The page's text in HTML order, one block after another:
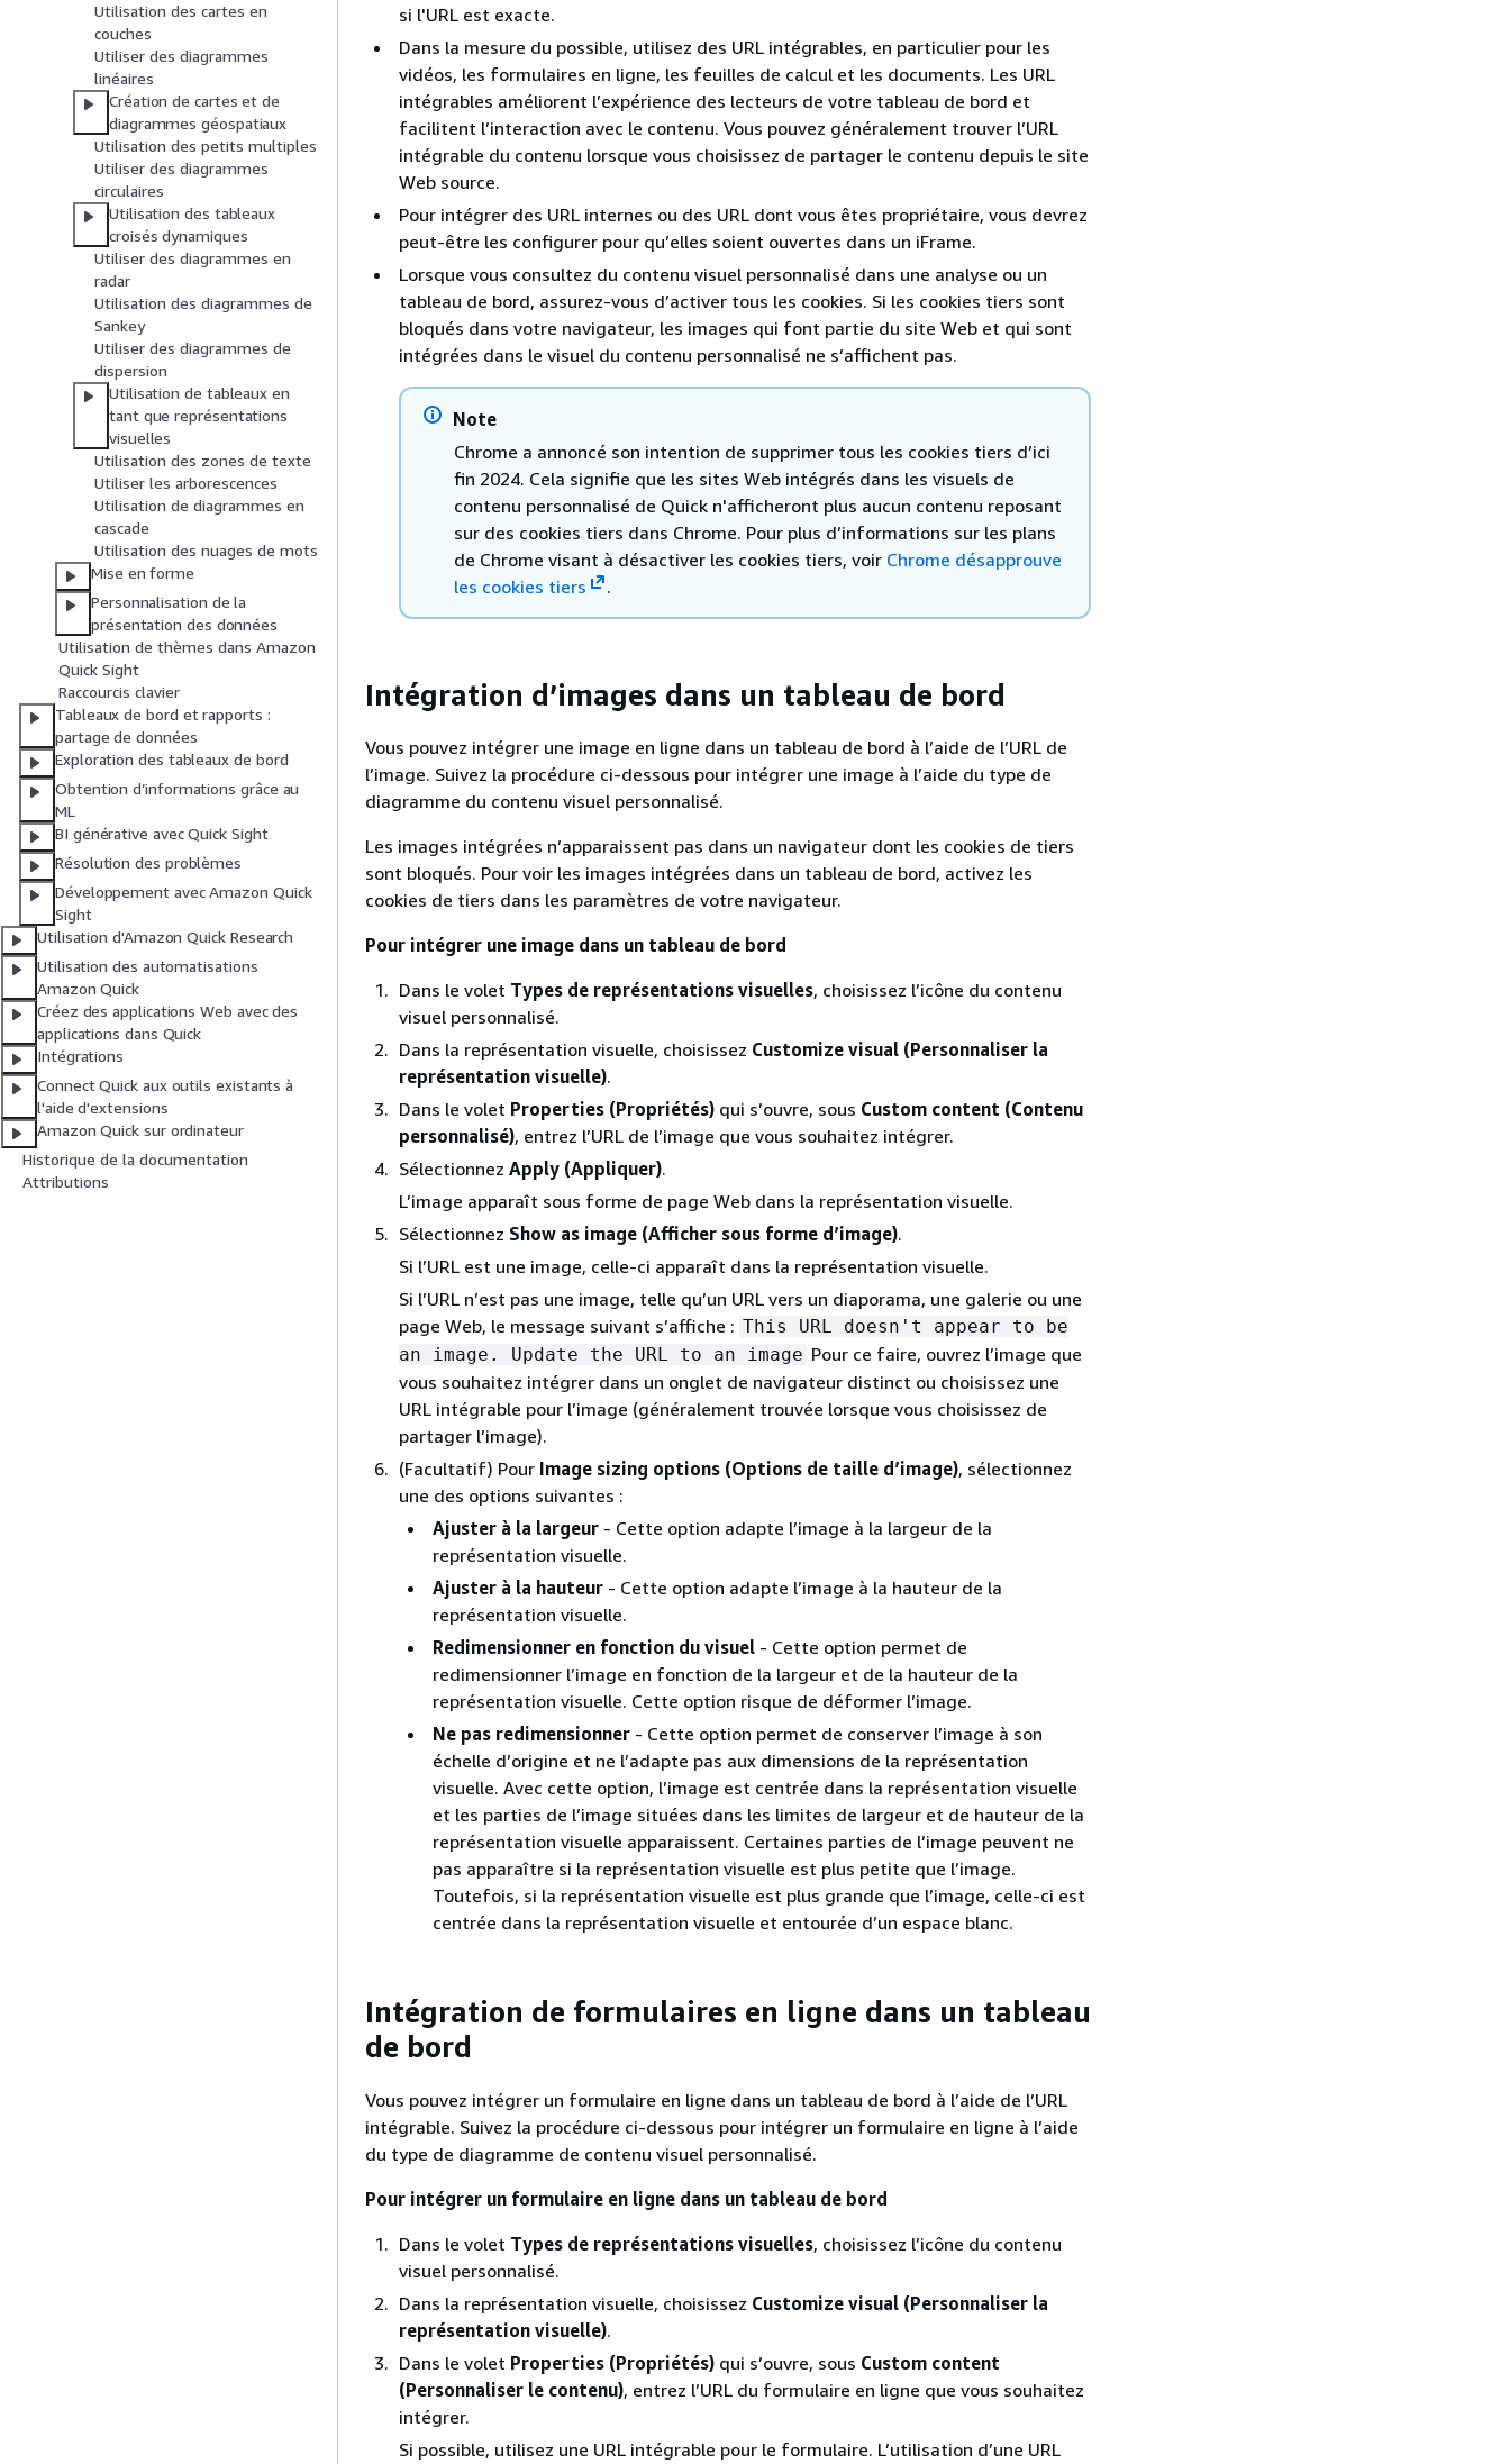
Utilisation des cartes en
couches
Utiliser des diagrammes
linéaires
Création de cartes et de
diagrammes géospatiaux
Utilisation des petits multiples
Utiliser des diagrammes
circulaires
Utilisation des tableaux
croisés dynamiques
Utiliser des diagrammes en
radar
Utilisation des diagrammes de
Sankey
Utiliser des diagrammes de
dispersion
Utilisation de tableaux en
tant que représentations
visuelles
Utilisation des zones de texte
Utiliser les arborescences
Utilisation de diagrammes en
cascade
Utilisation des nuages de mots
Mise en forme
Personnalisation de la
présentation des données
Utilisation de thèmes dans Amazon
Quick Sight
Raccourcis clavier
Tableaux de bord et rapports :
partage de données
Exploration des tableaux de bord
Obtention d’informations grâce au
ML
BI générative avec Quick Sight
Résolution des problèmes
Développement avec Amazon Quick
Sight
Utilisation d'Amazon Quick Research
Utilisation des automatisations
Amazon Quick
Créez des applications Web avec des
applications dans Quick
Intégrations
Connect Quick aux outils existants à
l'aide d'extensions
Amazon Quick sur ordinateur
Historique de la documentation
Attributions
si l'URL est exacte.
Dans la mesure du possible, utilisez des URL intégrables, en particulier pour les
vidéos, les formulaires en ligne, les feuilles de calcul et les documents. Les URL
intégrables améliorent l’expérience des lecteurs de votre tableau de bord et
facilitent l’interaction avec le contenu. Vous pouvez généralement trouver l’URL
intégrable du contenu lorsque vous choisissez de partager le contenu depuis le site
Web source.
Pour intégrer des URL internes ou des URL dont vous êtes propriétaire, vous devrez
peut-être les configurer pour qu’elles soient ouvertes dans un iFrame.
Lorsque vous consultez du contenu visuel personnalisé dans une analyse ou un
tableau de bord, assurez-vous d’activer tous les cookies. Si les cookies tiers sont
bloqués dans votre navigateur, les images qui font partie du site Web et qui sont
intégrées dans le visuel du contenu personnalisé ne s’affichent pas.
Note
Chrome a annoncé son intention de supprimer tous les cookies tiers d’ici
fin 2024. Cela signifie que les sites Web intégrés dans les visuels de
contenu personnalisé de Quick n'afficheront plus aucun contenu reposant
sur des cookies tiers dans Chrome. Pour plus d’informations sur les plans
de Chrome visant à désactiver les cookies tiers, voir Chrome désapprouve
les cookies tiers
.
Intégration d’images dans un tableau de bord
Vous pouvez intégrer une image en ligne dans un tableau de bord à l’aide de l’URL de
l’image. Suivez la procédure ci-dessous pour intégrer une image à l’aide du type de
diagramme du contenu visuel personnalisé.
Les images intégrées n’apparaissent pas dans un navigateur dont les cookies de tiers
sont bloqués. Pour voir les images intégrées dans un tableau de bord, activez les
cookies de tiers dans les paramètres de votre navigateur.
Pour intégrer une image dans un tableau de bord
Dans le volet Types de représentations visuelles, choisissez l’icône du contenu
visuel personnalisé.
Dans la représentation visuelle, choisissez Customize visual (Personnaliser la
représentation visuelle).
Dans le volet Properties (Propriétés) qui s’ouvre, sous Custom content (Contenu
personnalisé), entrez l’URL de l’image que vous souhaitez intégrer.
Sélectionnez Apply (Appliquer).
L’image apparaît sous forme de page Web dans la représentation visuelle.
Sélectionnez Show as image (Afficher sous forme d’image).
Si l’URL est une image, celle-ci apparaît dans la représentation visuelle.
Si l’URL n’est pas une image, telle qu’un URL vers un diaporama, une galerie ou une
page Web, le message suivant s’affiche : This URL doesn't appear to be
an image. Update the URL to an image Pour ce faire, ouvrez l’image que
vous souhaitez intégrer dans un onglet de navigateur distinct ou choisissez une
URL intégrable pour l’image (généralement trouvée lorsque vous choisissez de
partager l’image).
(Facultatif) Pour Image sizing options (Options de taille d’image), sélectionnez
une des options suivantes :
Ajuster à la largeur - Cette option adapte l’image à la largeur de la
représentation visuelle.
Ajuster à la hauteur - Cette option adapte l’image à la hauteur de la
représentation visuelle.
Redimensionner en fonction du visuel - Cette option permet de
redimensionner l’image en fonction de la largeur et de la hauteur de la
représentation visuelle. Cette option risque de déformer l’image.
Ne pas redimensionner - Cette option permet de conserver l’image à son
échelle d’origine et ne l’adapte pas aux dimensions de la représentation
visuelle. Avec cette option, l’image est centrée dans la représentation visuelle
et les parties de l’image situées dans les limites de largeur et de hauteur de la
représentation visuelle apparaissent. Certaines parties de l’image peuvent ne
pas apparaître si la représentation visuelle est plus petite que l’image.
Toutefois, si la représentation visuelle est plus grande que l’image, celle-ci est
centrée dans la représentation visuelle et entourée d’un espace blanc.
Intégration de formulaires en ligne dans un tableau
de bord
Vous pouvez intégrer un formulaire en ligne dans un tableau de bord à l’aide de l’URL
intégrable. Suivez la procédure ci-dessous pour intégrer un formulaire en ligne à l’aide
du type de diagramme de contenu visuel personnalisé.
Pour intégrer un formulaire en ligne dans un tableau de bord
Dans le volet Types de représentations visuelles, choisissez l’icône du contenu
visuel personnalisé.
Dans la représentation visuelle, choisissez Customize visual (Personnaliser la
représentation visuelle).
Dans le volet Properties (Propriétés) qui s’ouvre, sous Custom content
(Personnaliser le contenu), entrez l’URL du formulaire en ligne que vous souhaitez
intégrer.
Si possible, utilisez une URL intégrable pour le formulaire. L’utilisation d’une URL